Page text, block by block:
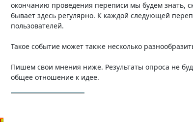
окончанию проведения переписи мы будем знать,
бывает здесь регулярно. К каждой следующей
пользователей.
Такое событие может также несколько
Пишем свои мнения ниже. Результаты опроса не
общее отношение к идее.